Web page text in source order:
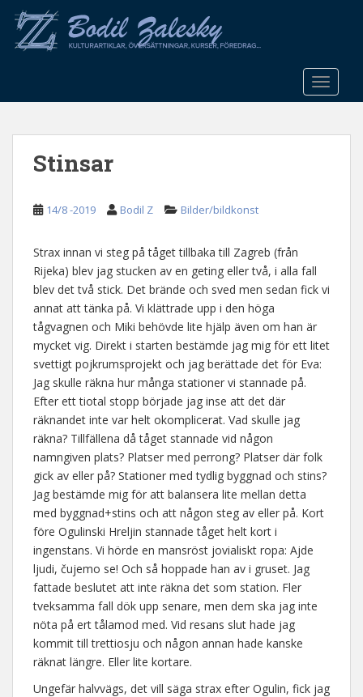
o
Stinsar
14/8 -2019 Bodil Z Bilder/bildkonst
Strax innan vi steg på tåget tillbaka till Zagreb (från
Rijeka) blev jag stucken av en geting eller två, i alla fall
blev det två stick. Det brände och sved men sedan fick vi
annat att tänka på. Vi klättrade upp i den höga
tågvagnen och Miki behövde lite hjälp även om han är
mycket vig. Direkt i starten bestämde jag mig för ett litet
svettigt pojkrumsprojekt och jag berättade det för Eva:
Jag skulle räkna hur många stationer vi stannade på.
Efter ett tiotal stopp började jag inse att det där
räknandet inte var helt okomplicerat. Vad skulle jag
räkna? Tillfällena då tåget stannade vid någon
namngiven plats? Platser med perrong? Platser där folk
gick av eller på? Stationer med tydlig byggnad och stins?
Jag bestämde mig för att balansera lite mellan detta
med byggnad+stins och att någon steg av eller på. Kort
före Ogulinski Hreljin stannade tåget helt kort i
ingenstans. Vi hörde en mansröst jovialiskt ropa: Ajde
ljudi, čujemo se! Och så hoppade han av i gruset. Jag
fattade beslutet att inte räkna det som station. Fler
tveksamma fall dök upp senare, men dem ska jag inte
nöta på ert tålamod med. Vid resans slut hade jag
kommit till trettiosju och någon annan hade kanske
räknat längre. Eller lite kortare.
Ungefär halvvägs, det vill säga strax efter Ogulin, fick jag